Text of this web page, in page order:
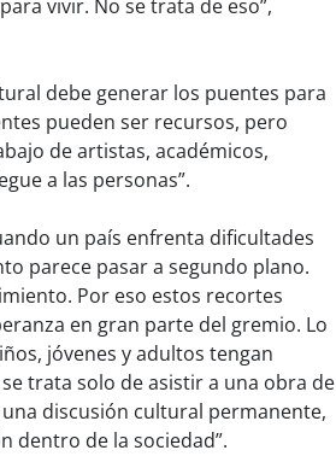
vivir. No se trata de eso”,
debe generar los puentes para
pueden ser recursos, pero
de artistas, académicos,
a las personas”.
un país enfrenta dificultades
parece pasar a segundo plano.
Por eso estos recortes
en gran parte del gremio. Lo
jóvenes y adultos tengan
trata solo de asistir a una obra de
discusión cultural permanente,
dentro de la sociedad”.